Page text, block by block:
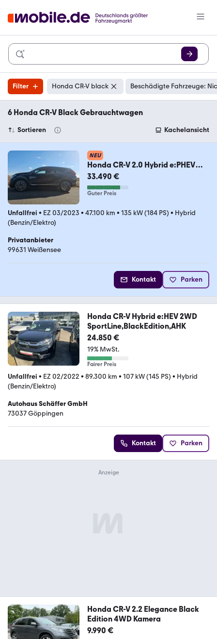
Filter Honda CR-V black Beschädigte Fahrzeuge:
6 Honda CR-V Black Gebrauchtwagen
Sortieren Kachelansicht
NEU
Honda CR-V 2.0 Hybrid e:PHEV
2WD SportLine Black Ed.
33.490 €
Guter Preis
Unfallfrei • EZ 03/2023 • 47.100 km • 135 kW (184 PS) • Hybrid
(Benzin/Elektro)
Privatanbieter
99631 Weißensee
Kontakt Parken
Honda CR-V Hybrid e:HEV 2WD
SportLine,BlackEdition,AHK
24.850 €
19% MwSt.
Fairer Preis
Unfallfrei • EZ 02/2022 • 89.300 km • 107 kW (145 PS) • Hybrid
(Benzin/Elektro)
Autohaus Schäffer GmbH
73037 Göppingen
Kontakt Parken
Honda CR-V 2.2 Elegance Black
Edition 4WD Kamera
9.990 €